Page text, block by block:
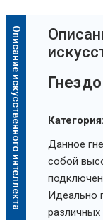
Описание искусственного интеллекта
Категория:
Данное
собой
Идеально